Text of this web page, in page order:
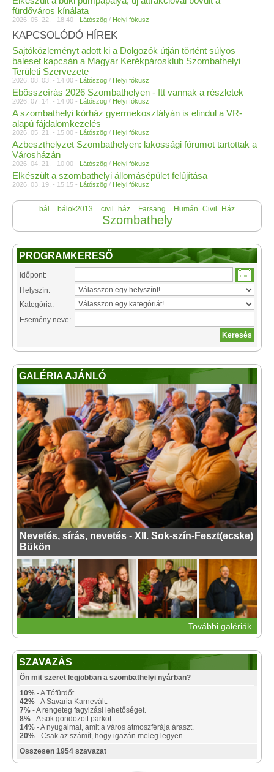
fürdőváros kínálata
2026. 05. 22. - 18:40 - Látószög / Helyi fókusz
KAPCSOLÓDÓ HÍREK
Sajtóközleményt adott ki a Dolgozók útján történt súlyos
baleset kapcsán a Magyar Kerékpárosklub Szombathelyi
Területi Szervezete
2026. 08. 03. - 14:00 - Látószög / Helyi fókusz
Ebösszeírás 2026 Szombathelyen - Itt vannak a részletek
2026. 07. 14. - 14:00 - Látószög / Helyi fókusz
A szombathelyi kórház gyermekosztályán is elindul a VR-
alapú fájdalomkezelés
2026. 05. 21. - 15:00 - Látószög / Helyi fókusz
Azbeszthelyzet Szombathelyen: lakossági fórumot tartottak a
Városházán
2026. 04. 21. - 10:00 - Látószög / Helyi fókusz
Elkészült a szombathelyi állomásépület felújítása
2026. 03. 19. - 15:15 - Látószög / Helyi fókusz
bál bálok2013 civil_ház Farsang Humán_Civil_Ház
Szombathely
PROGRAMKERESŐ
Időpont:
Helyszín:
Kategória:
Esemény neve:
GALÉRIA AJÁNLÓ
Nevetés, sírás, nevetés - XII. Sok-szín-Feszt(ecske)
Bükön
További galériák
SZAVAZÁS
Ön mit szeret legjobban a szombathelyi nyárban?
10% - A Tófürdőt.
42% - A Savaria Karnevált.
7% - A rengeteg fagyizási lehetőséget.
8% - A sok gondozott parkot.
14% - A nyugalmat, amit a város atmoszférája áraszt.
20% - Csak az számít, hogy igazán meleg legyen.
Összesen 1954 szavazat